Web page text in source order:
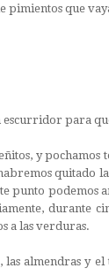
pimientos que
escurridor para
y pochamos
quitado
punto podemos
durante
a las verduras.
almendras y